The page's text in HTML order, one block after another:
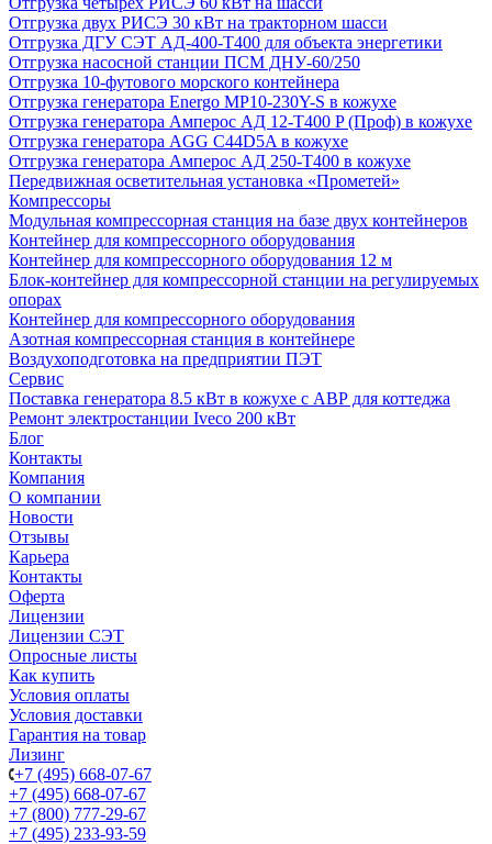
Отгрузка двух РИСЭ 30 кВт на тракторном шасси
Отгрузка ДГУ СЭТ АД-400-Т400 для объекта энергетики
Отгрузка насосной станции ПСМ ДНУ-60/250
Отгрузка 10-футового морского контейнера
Отгрузка генератора Energo MP10-230Y-S в кожухе
Отгрузка генератора Амперос АД 12-Т400 P (Проф) в кожухе
Отгрузка генератора AGG C44D5A в кожухе
Отгрузка генератора Амперос АД 250-Т400 в кожухе
Передвижная осветительная установка «Прометей»
Компрессоры
Модульная компрессорная станция на базе двух контейнеров
Контейнер для компрессорного оборудования
Контейнер для компрессорного оборудования 12 м
Блок-контейнер для компрессорной станции на регулируемых
опорах
Контейнер для компрессорного оборудования
Азотная компрессорная станция в контейнере
Воздухоподготовка на предприятии ПЭТ
Сервис
Поставка генератора 8.5 кВт в кожухе с АВР для коттеджа
Ремонт электростанции Iveco 200 кВт
Блог
Контакты
Компания
О компании
Новости
Отзывы
Карьера
Контакты
Оферта
Лицензии
Лицензии СЭТ
Опросные листы
Как купить
Условия оплаты
Условия доставки
Гарантия на товар
Лизинг
+7 (495) 668-07-67
+7 (495) 668-07-67
+7 (800) 777-29-67
+7 (495) 233-93-59